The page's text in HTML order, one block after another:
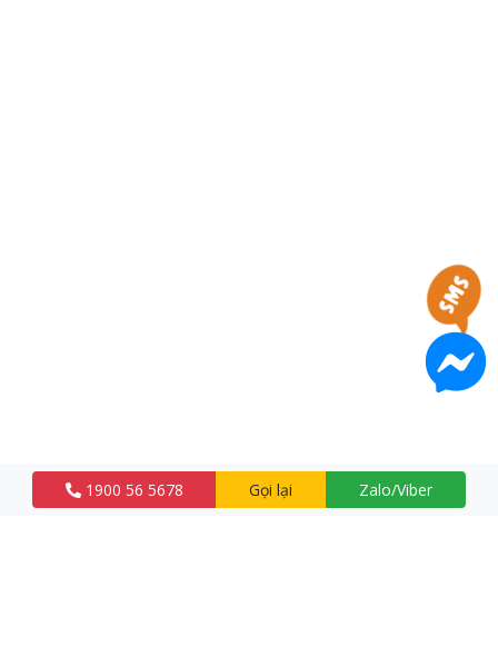
1900 56 5678 Gọi lại Zalo/Viber